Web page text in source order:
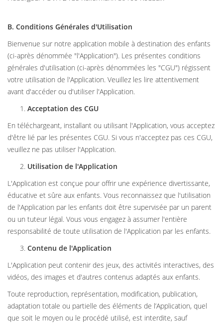
B. Conditions Générales d'Utilisation
Bienvenue sur notre application mobile à destination des enfants
(ci-après dénommée "l'Application"). Les présentes conditions
générales d'utilisation (ci-après dénommées les "CGU") régissent
votre utilisation de l'Application. Veuillez les lire attentivement
avant d'accéder ou d'utiliser l'Application.
Acceptation des CGU
En téléchargeant, installant ou utilisant l'Application, vous acceptez
d'être lié par les présentes CGU. Si vous n'acceptez pas ces CGU,
veuillez ne pas utiliser l'Application.
Utilisation de l'Application
L'Application est conçue pour offrir une expérience divertissante,
éducative et sûre aux enfants. Vous reconnaissez que l'utilisation
de l'Application par les enfants doit être supervisée par un parent
ou un tuteur légal. Vous vous engagez à assumer l'entière
responsabilité de toute utilisation de l'Application par les enfants.
Contenu de l'Application
L'Application peut contenir des jeux, des activités interactives, des
vidéos, des images et d'autres contenus adaptés aux enfants.
Toute reproduction, représentation, modification, publication,
adaptation totale ou partielle des éléments de l’Application, quel
que soit le moyen ou le procédé utilisé, est interdite, sauf